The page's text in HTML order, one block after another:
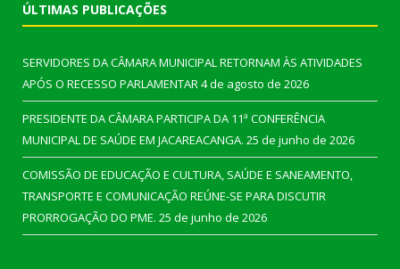
ÚLTIMAS PUBLICAÇÕES
SERVIDORES DA CÂMARA MUNICIPAL RETORNAM ÀS ATIVIDADES
APÓS O RECESSO PARLAMENTAR4 de agosto de 2026
PRESIDENTE DA CÂMARA PARTICIPA DA 11ª CONFERÊNCIA
MUNICIPAL DE SAÚDE EM JACAREACANGA. 25 de junho de 2026
COMISSÃO DE EDUCAÇÃO E CULTURA, SAÚDE E SANEAMENTO,
TRANSPORTE E COMUNICAÇÃO REÚNE-SE PARA DISCUTIR
PRORROGAÇÃO DO PME. 25 de junho de 2026